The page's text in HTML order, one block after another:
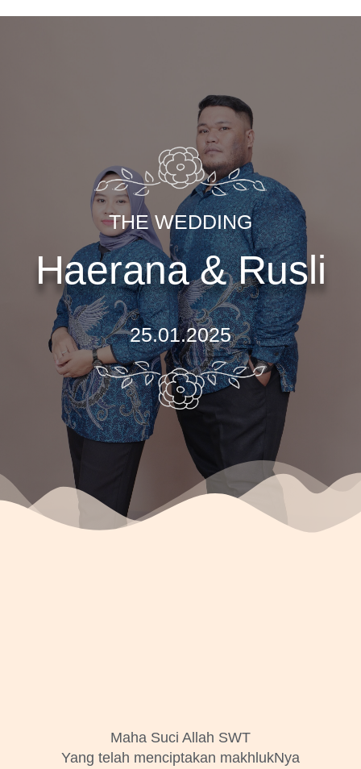
THE WEDDING
Haerana & Rusli
25.01.2025
Maha Suci Allah SWT
Yang telah menciptakan makhlukNya